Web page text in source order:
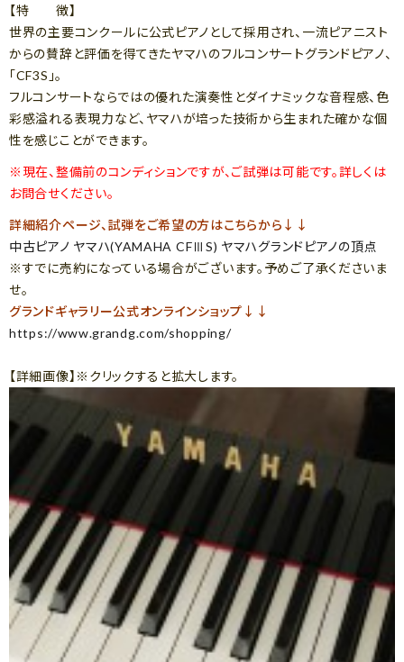
【特 徴】
世界の主要コンクールに公式ピアノとして採用され、一流ピアニスト
からの賛辞と評価を得てきたヤマハのフルコンサートグランドピアノ、
「CF3S」。
フルコンサートならではの優れた演奏性とダイナミックな音程感、色
彩感溢れる表現力など、ヤマハが培った技術から生まれた確かな個
性を感じことができます。
※現在、整備前のコンディションですが、ご試弾は可能です。詳しくは
お問合せください。
詳細紹介ページ、試弾をご希望の方はこちらから↓↓
中古ピアノ ヤマハ(YAMAHA CFⅢS) ヤマハグランドピアノの頂点
※すでに売約になっている場合がございます。予めご了承くださいま
せ。
グランドギャラリー公式オンラインショップ↓↓
https://www.grandg.com/shopping/
【詳細画像】※クリックすると拡大します。